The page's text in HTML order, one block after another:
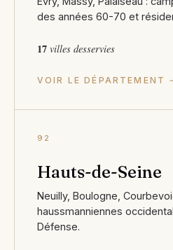
des années 60-70 et
17 villes desservies
VOIR LE DÉPARTEMENT
92
Hauts-de-Seine
Neuilly, Boulogne,
haussmanniennes
Défense.